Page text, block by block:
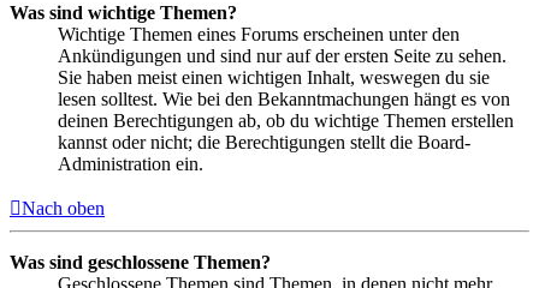
Was sind wichtige Themen?
Wichtige Themen eines Forums erscheinen unter den
Ankündigungen und sind nur auf der ersten Seite zu sehen.
Sie haben meist einen wichtigen Inhalt, weswegen du sie
lesen solltest. Wie bei den Bekanntmachungen hängt es von
deinen Berechtigungen ab, ob du wichtige Themen erstellen
kannst oder nicht; die Berechtigungen stellt die Board-
Administration ein.
Nach oben
Was sind geschlossene Themen?
Geschlossene Themen sind Themen, in denen nicht mehr